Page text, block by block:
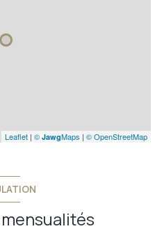
Leaflet | © JawgMaps | © OpenStreetMap